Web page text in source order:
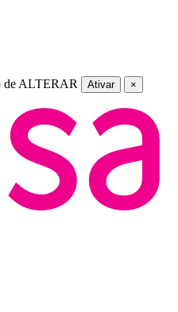
de ALTERAR Ativar ×